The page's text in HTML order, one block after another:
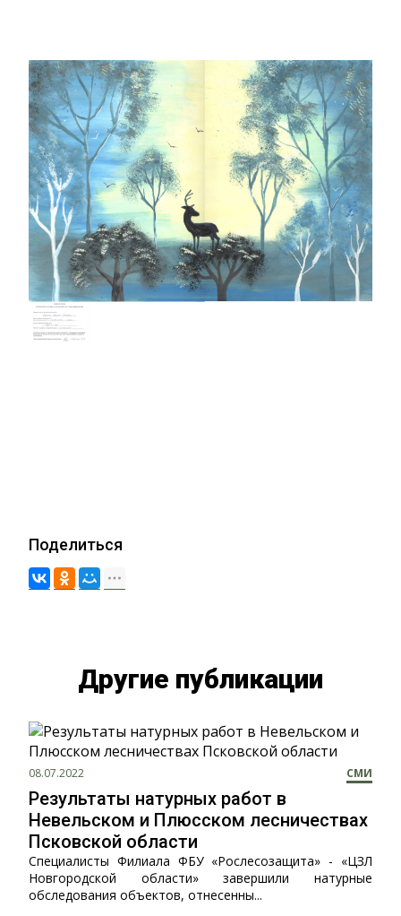
Поделиться
Другие публикации
08.07.2022 СМИ
Результаты натурных работ в
Невельском и Плюсском лесничествах
Псковской области
Специалисты Филиала ФБУ «Рослесозащита» - «ЦЗЛ
Новгородской области» завершили натурные
обследования объектов, отнесенны...